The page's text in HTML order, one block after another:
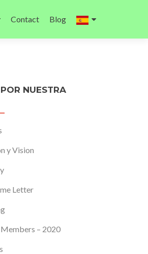
Contact Blog
NUESTRA
y Vision
Letter
– 2020